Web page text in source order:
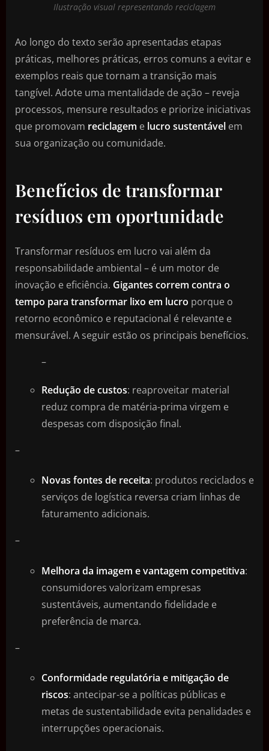
Ilustração visual representando reciclagem
Ao longo do texto serão apresentadas etapas
práticas, melhores práticas, erros comuns a evitar e
exemplos reais que tornam a transição mais
tangível. Adote uma mentalidade de ação – reveja
processos, mensure resultados e priorize iniciativas
que promovam reciclagem e lucro sustentável em
sua organização ou comunidade.
Benefícios de transformar
resíduos em oportunidade
Transformar resíduos em lucro vai além da
responsabilidade ambiental – é um motor de
inovação e eficiência. Gigantes correm contra o
tempo para transformar lixo em lucro porque o
retorno econômico e reputacional é relevante e
mensurável. A seguir estão os principais benefícios.
–
Redução de custos: reaproveitar material
reduz compra de matéria-prima virgem e
despesas com disposição final.
–
Novas fontes de receita: produtos reciclados e
serviços de logística reversa criam linhas de
faturamento adicionais.
–
Melhora da imagem e vantagem competitiva:
consumidores valorizam empresas
sustentáveis, aumentando fidelidade e
preferência de marca.
–
Conformidade regulatória e mitigação de
riscos: antecipar-se a políticas públicas e
metas de sustentabilidade evita penalidades e
interrupções operacionais.